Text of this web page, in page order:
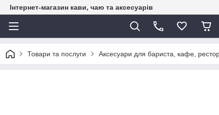
Інтернет-магазин кави, чаю та аксесуарів
Товари та послуги Аксесуари для бариста, кафе,